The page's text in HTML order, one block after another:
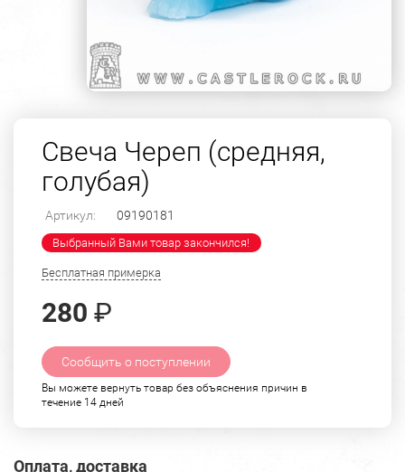
Свеча Череп (средняя,
голубая)
Артикул: 09190181
Выбранный Вами товар закончился!
Бесплатная примерка
280 ₽
Сообщить о поступлении
Вы можете вернуть товар без объяснения причин в
течение 14 дней
Оплата, доставка